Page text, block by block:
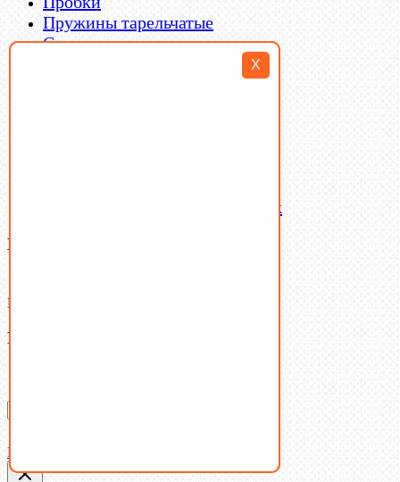
X
Пружины тарельчатые
Стопорные кольца
Латунный и бронзовый крепеж
Ваша корзина
В корзине нет товаров.
Поиск
Don't show this popup again